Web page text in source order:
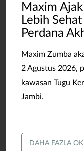
Maxim
Lebih
Perdana
Maxim Zumba
2 Agustus 2026,
kawasan Tugu
Jambi.
DAHA FAZLA